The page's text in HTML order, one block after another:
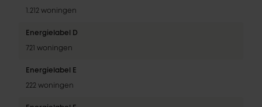
1.212 woningen
Energielabel D
721 woningen
Energielabel E
222 woningen